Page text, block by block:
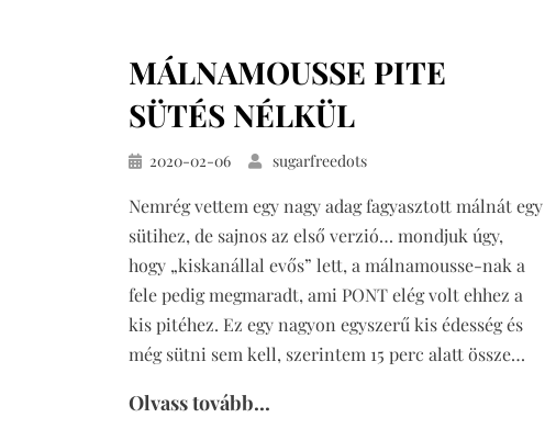
cukormentesen
MÁLNAMOUSSE PITE
SÜTÉS NÉLKÜL
Közzétéve
2020-02-06 sugarfreedots
Nemrég vettem egy nagy adag fagyasztott málnát egy
sütihez, de sajnos az első verzió… mondjuk úgy,
hogy „kiskanállal evős” lett, a málnamousse-nak a
fele pedig megmaradt, ami PONT elég volt ehhez a
kis pitéhez. Ez egy nagyon egyszerű kis édesség és
még sütni sem kell, szerintem 15 perc alatt össze…
Olvass tovább...